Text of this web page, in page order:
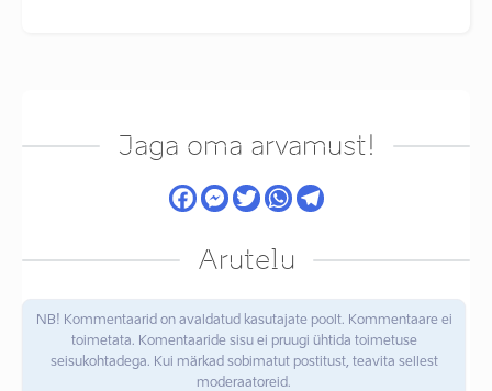
Jaga oma arvamust!
Arutelu
NB! Kommentaarid on avaldatud kasutajate poolt. Kommentaare ei
toimetata. Komentaaride sisu ei pruugi ühtida toimetuse
seisukohtadega. Kui märkad sobimatut postitust, teavita sellest
moderaatoreid.